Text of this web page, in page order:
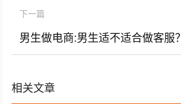
下一篇
男生做电商:男生适不适合做客服？
相关文章